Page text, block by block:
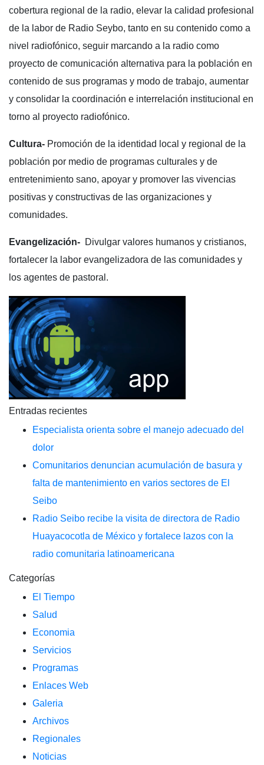
cobertura regional de la radio, elevar la calidad profesional
de la labor de Radio Seybo, tanto en su contenido como a
nivel radiofónico, seguir marcando a la radio como
proyecto de comunicación alternativa para la población en
contenido de sus programas y modo de trabajo, aumentar
y consolidar la coordinación e interrelación institucional en
torno al proyecto radiofónico.
Cultura- Promoción de la identidad local y regional de la
población por medio de programas culturales y de
entretenimiento sano, apoyar y promover las vivencias
positivas y constructivas de las organizaciones y
comunidades.
Evangelización- Divulgar valores humanos y cristianos,
fortalecer la labor evangelizadora de las comunidades y
los agentes de pastoral.
Entradas recientes
Especialista orienta sobre el manejo adecuado del
dolor
Comunitarios denuncian acumulación de basura y
falta de mantenimiento en varios sectores de El
Seibo
Radio Seibo recibe la visita de directora de Radio
Huayacocotla de México y fortalece lazos con la
radio comunitaria latinoamericana
Categorías
El Tiempo
Salud
Economia
Servicios
Programas
Enlaces Web
Galeria
Archivos
Regionales
Noticias